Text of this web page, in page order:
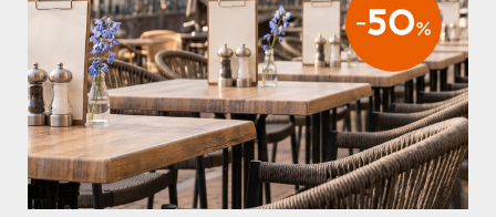
TAFELBLAD GRAZIA €250,00